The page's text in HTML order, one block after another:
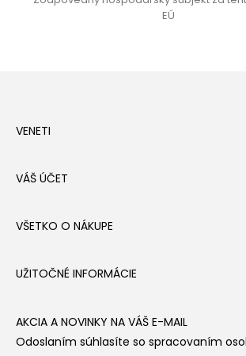
EÚ
VENETI
VÁŠ ÚČET
VŠETKO O NÁKUPE
UŽITOČNÉ INFORMÁCIE
AKCIA A NOVINKY NA VÁŠ E-MAIL
Odoslaním súhlasíte so spracovaním